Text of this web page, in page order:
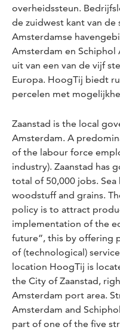
overheidssteun.
de zuidwest kant van de
Amsterdamse
Amsterdam en
uit van een van de vijf
Europa. HoogTij biedt
percelen met
Zaanstad is the local
Amsterdam. A
of the labour force
industry). Zaanstad has
total of 50,000 jobs.
woodstuff and grains.
policy is to attract
implementation of the
future”, this by offering
of (technological)
location HoogTij is
the City of Zaanstad,
Amsterdam port area.
Amsterdam and
part of one of the five